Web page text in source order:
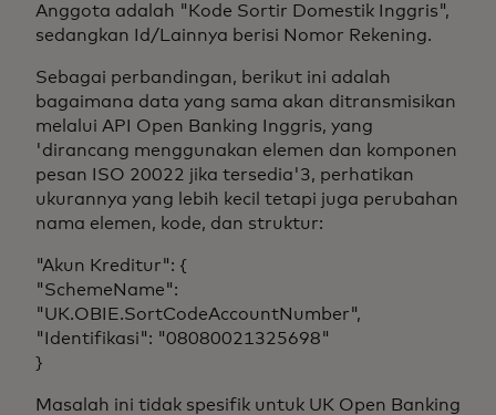
Anggota adalah "Kode Sortir Domestik Inggris",
sedangkan Id/Lainnya berisi Nomor Rekening.
Sebagai perbandingan, berikut ini adalah
bagaimana data yang sama akan ditransmisikan
melalui API Open Banking Inggris, yang
'dirancang menggunakan elemen dan komponen
pesan ISO 20022 jika tersedia'3, perhatikan
ukurannya yang lebih kecil tetapi juga perubahan
nama elemen, kode, dan struktur:
"Akun Kreditur": {
"SchemeName":
"UK.OBIE.SortCodeAccountNumber",
"Identifikasi": "08080021325698"
}
Masalah ini tidak spesifik untuk UK Open Banking